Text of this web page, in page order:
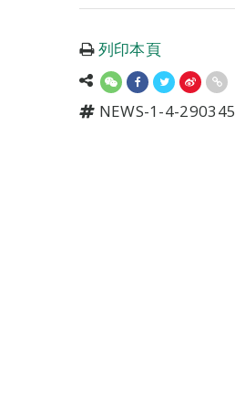
列印本頁
NEWS-1-4-290345